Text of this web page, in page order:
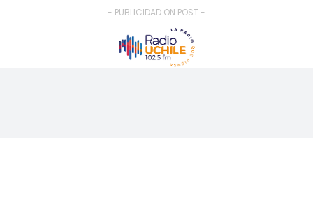
- PUBLICIDAD ON POST -